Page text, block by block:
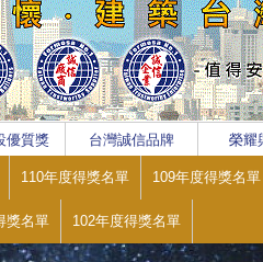
優質獎 台灣誠信品牌 榮耀
110年度得獎名單 109年度得獎名單
獎名單 102年度得獎名單